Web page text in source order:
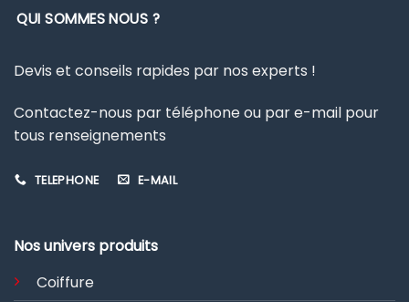
être
la
du
produit
la
du
QUI SOMMES NOUS ?
Devis et conseils rapides par nos experts !
Contactez-nous par téléphone ou par e-mail pour
tous renseignements
TELEPHONE E-MAIL
Nos univers produits
Coiffure